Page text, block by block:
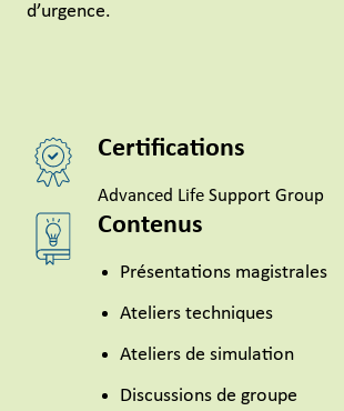
d’urgence.
Certifications
Advanced Life Support Group
Contenus
Présentations magistrales
Ateliers techniques
Ateliers de simulation
Discussions de groupe